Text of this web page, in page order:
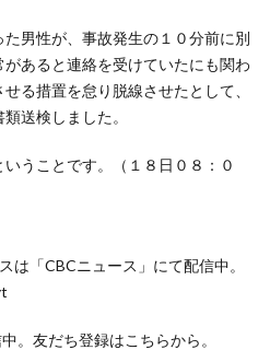
男性が、事故発生の１０分前に別
あると連絡を受けていたにも関わ
る措置を怠り脱線させたとして、
送検しました。
うことです。（１８日０８：０
は「CBCニュース」にて配信中。
。友だち登録はこちらから。